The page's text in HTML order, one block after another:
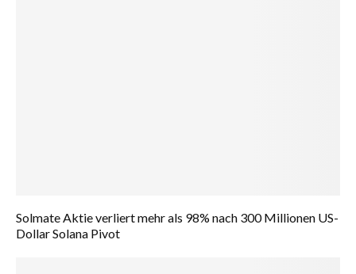
Solmate Aktie verliert mehr als 98% nach 300 Millionen US-
Dollar Solana Pivot